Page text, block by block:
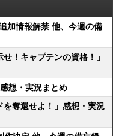
加情報解禁 他、今週の備
！キャプテンの資格！」
想・実況まとめ
を奪還せよ！」感想・実況